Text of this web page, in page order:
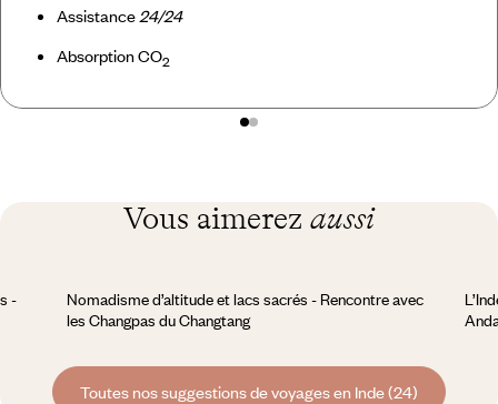
Assistance24/24
Absorption CO2
Vous aimerez aussi
-
Nomadisme d’altitude et lacs sacrés - Rencontre avec
les Changpas du Changtang
Toutes nos suggestions de voyages en Inde (24)